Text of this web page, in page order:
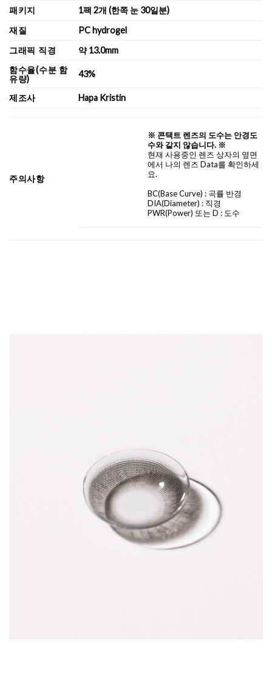
패키지
1팩 2개 (한쪽 눈 30일분)
재질
PC hydrogel
그래픽 직경
약 13.0mm
함수율(수분 함
유량)
43%
제조사 Hapa Kristin
주의사항
※ 콘택트 렌즈의 도수는 안경도
수와 같지 않습니다. ※
현재 사용중인 렌즈 상자의 옆면
에서 나의 렌즈 Data를 확인하세
요.
BC(Base Curve) : 곡률 반경
DIA(Diameter) : 직경
PWR(Power) 또는 D : 도수